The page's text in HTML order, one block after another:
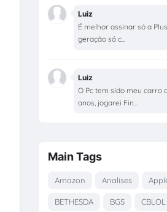
Luiz
É melhor assinar só a
geração só c...
Luiz
O Pc tem sido meu carro
anos, jogarei Fin...
Main Tags
Amazon Analises
BETHESDA BGS